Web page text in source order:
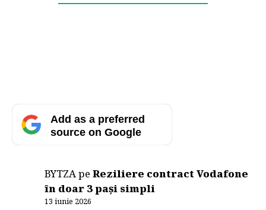
Add as a preferred
source on Google
BYTZApeReziliere contract Vodafone
în doar 3 pași simpli
13 iunie 2026